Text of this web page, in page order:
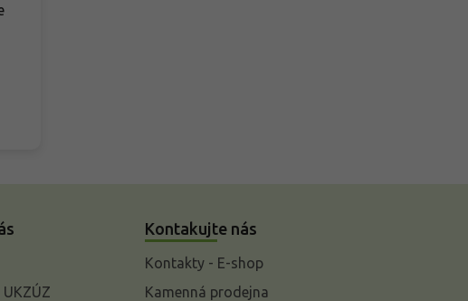
Kontakujte nás
Kontakty - E-shop
Kamenná prodejna